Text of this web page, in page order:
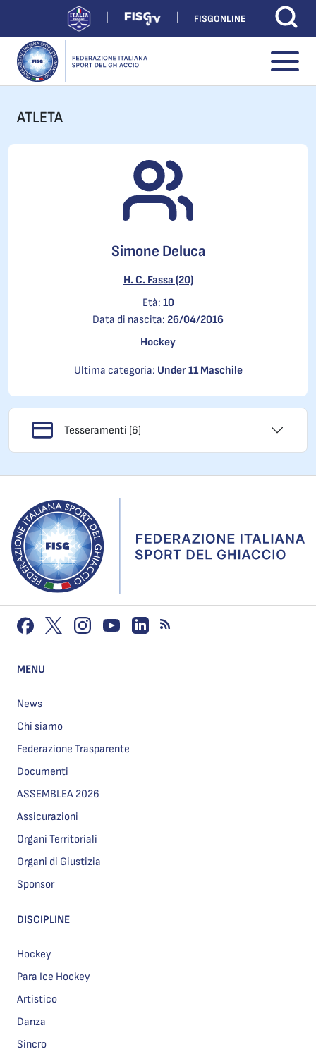
FISGONLINE
ATLETA
Simone Deluca
H. C. Fassa (20)
Età: 10
Data di nascita: 26/04/2016
Hockey
Ultima categoria: Under 11 Maschile
Tesseramenti (6)
MENU
News
Chi siamo
Federazione Trasparente
Documenti
ASSEMBLEA 2026
Assicurazioni
Organi Territoriali
Organi di Giustizia
Sponsor
DISCIPLINE
Hockey
Para Ice Hockey
Artistico
Danza
Sincro